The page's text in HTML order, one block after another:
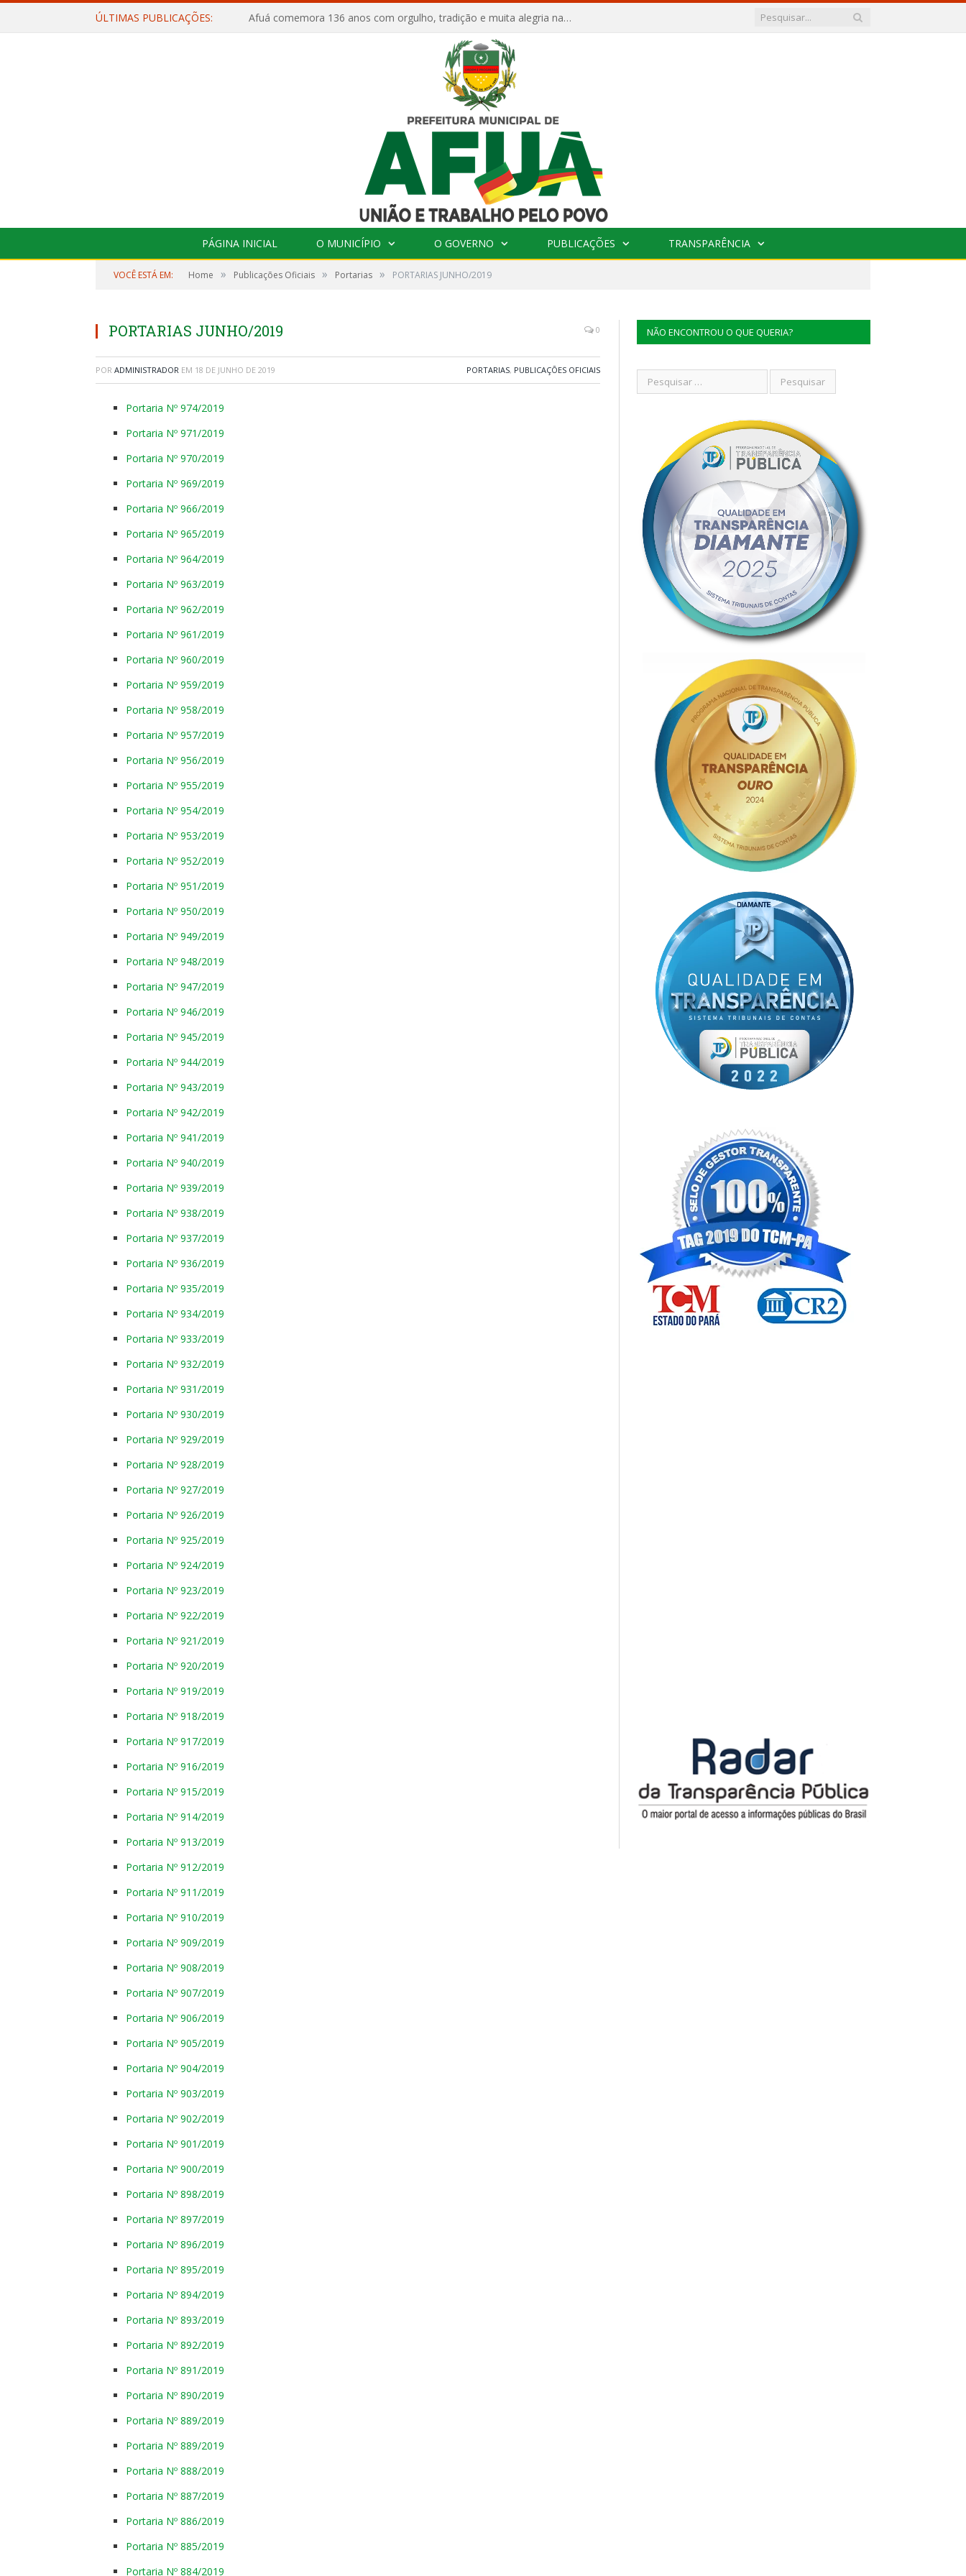
ÚLTIMAS PUBLICAÇÕES: Afuá comemora 136 anos com orgulho, tradição e muita alegria na Quadra Dr. Nelson Salomão
PÁGINA INICIAL O MUNICÍPIO O GOVERNO PUBLICAÇÕES TRANSPARÊNCIA
VOCÊ ESTÁ EM: Home » Publicações Oficiais » Portarias » PORTARIAS JUNHO/2019
PORTARIAS JUNHO/2019 0
POR ADMINISTRADOR EM 18 DE JUNHO DE 2019 PORTARIAS, PUBLICAÇÕES OFICIAIS
Portaria Nº 974/2019
Portaria Nº 971/2019
Portaria Nº 970/2019
Portaria Nº 969/2019
Portaria Nº 966/2019
Portaria Nº 965/2019
Portaria Nº 964/2019
Portaria Nº 963/2019
Portaria Nº 962/2019
Portaria Nº 961/2019
Portaria Nº 960/2019
Portaria Nº 959/2019
Portaria Nº 958/2019
Portaria Nº 957/2019
Portaria Nº 956/2019
Portaria Nº 955/2019
Portaria Nº 954/2019
Portaria Nº 953/2019
Portaria Nº 952/2019
Portaria Nº 951/2019
Portaria Nº 950/2019
Portaria Nº 949/2019
Portaria Nº 948/2019
Portaria Nº 947/2019
Portaria Nº 946/2019
Portaria Nº 945/2019
Portaria Nº 944/2019
Portaria Nº 943/2019
Portaria Nº 942/2019
Portaria Nº 941/2019
Portaria Nº 940/2019
Portaria Nº 939/2019
Portaria Nº 938/2019
Portaria Nº 937/2019
Portaria Nº 936/2019
Portaria Nº 935/2019
Portaria Nº 934/2019
Portaria Nº 933/2019
Portaria Nº 932/2019
Portaria Nº 931/2019
Portaria Nº 930/2019
Portaria Nº 929/2019
Portaria Nº 928/2019
Portaria Nº 927/2019
Portaria Nº 926/2019
Portaria Nº 925/2019
Portaria Nº 924/2019
Portaria Nº 923/2019
Portaria Nº 922/2019
Portaria Nº 921/2019
Portaria Nº 920/2019
Portaria Nº 919/2019
Portaria Nº 918/2019
Portaria Nº 917/2019
Portaria Nº 916/2019
Portaria Nº 915/2019
Portaria Nº 914/2019
Portaria Nº 913/2019
Portaria Nº 912/2019
Portaria Nº 911/2019
Portaria Nº 910/2019
Portaria Nº 909/2019
Portaria Nº 908/2019
Portaria Nº 907/2019
Portaria Nº 906/2019
Portaria Nº 905/2019
Portaria Nº 904/2019
Portaria Nº 903/2019
Portaria Nº 902/2019
Portaria Nº 901/2019
Portaria Nº 900/2019
Portaria Nº 898/2019
Portaria Nº 897/2019
Portaria Nº 896/2019
Portaria Nº 895/2019
Portaria Nº 894/2019
Portaria Nº 893/2019
Portaria Nº 892/2019
Portaria Nº 891/2019
Portaria Nº 890/2019
Portaria Nº 889/2019
Portaria Nº 889/2019
Portaria Nº 888/2019
Portaria Nº 887/2019
Portaria Nº 886/2019
Portaria Nº 885/2019
Portaria Nº 884/2019
NÃO ENCONTROU O QUE QUERIA?